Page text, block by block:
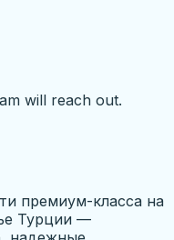
will reach out.
премиум-класса на
Турции —